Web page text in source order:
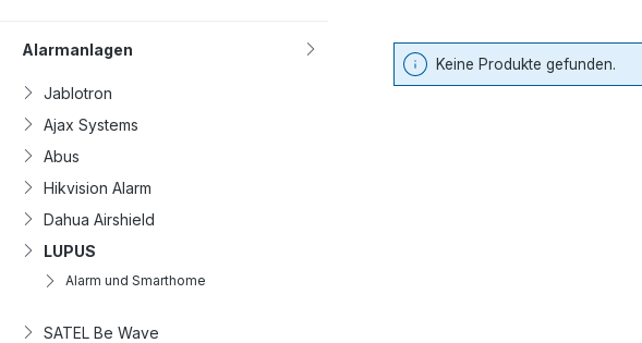
Alarmanlagen
Jablotron
Ajax Systems
Abus
Hikvision Alarm
Dahua Airshield
LUPUS
Alarm und Smarthome
SATEL Be Wave
Keine Produkte gefunden.